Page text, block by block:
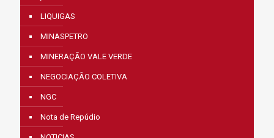
LIQUIGAS
MINASPETRO
MINERAÇÃO VALE VERDE
NEGOCIAÇÃO COLETIVA
NGC
Nota de Repúdio